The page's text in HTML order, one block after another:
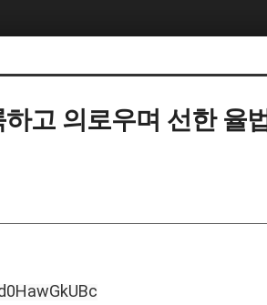
고 의로우며 선한 율